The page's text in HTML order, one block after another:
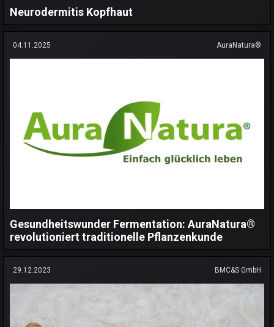
Neurodermitis Kopfhaut
04.11.2025 AuraNatura®
Gesundheitswunder Fermentation: AuraNatura®
revolutioniert traditionelle Pflanzenkunde
29.12.2023 BMC&S GmbH